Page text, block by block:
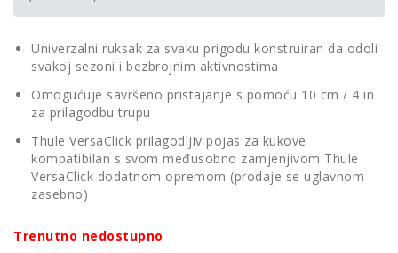
Univerzalni ruksak za svaku prigodu konstruiran da odoli
svakoj sezoni i bezbrojnim aktivnostima
Omogućuje savršeno pristajanje s pomoću 10 cm / 4 in
za prilagodbu trupu
Thule VersaClick prilagodljiv pojas za kukove
kompatibilan s svom međusobno zamjenjivom Thule
VersaClick dodatnom opremom (prodaje se uglavnom
zasebno)
Trenutno nedostupno